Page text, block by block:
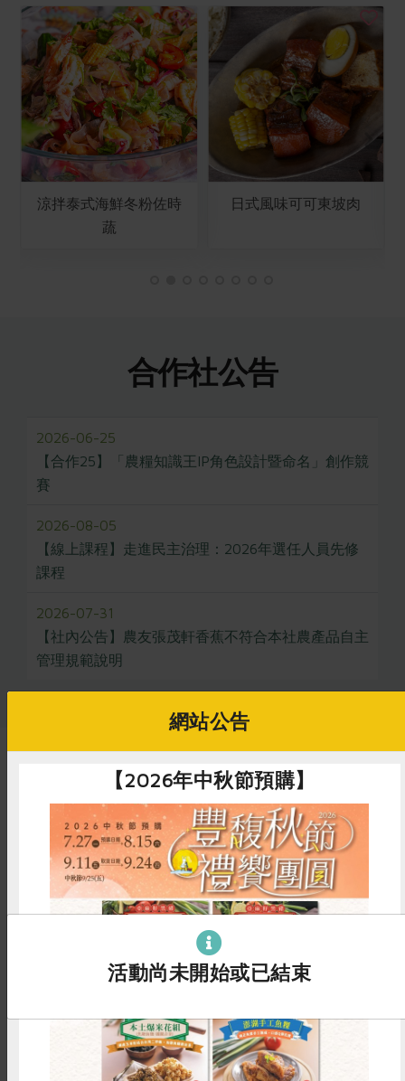
涼拌泰式海鮮冬粉佐時
蔬
日式風味可可東坡肉
合作社公告
2026-06-25
【合作25】「農糧知識王IP角色設計暨命名」創作競
賽
2026-08-05
【線上課程】走進民主治理：2026年選任人員先修
課程
2026-07-31
【社內公告】農友張茂軒香蕉不符合本社農產品自主
管理規範說明
推薦閱讀
2026-03-02 一籃菜真心話
惜食 RPET 食譜 減硝酸鹽
雞蛋 食安 共同購買
網站公告
【2026年中秋節預購】
活動尚未開始或已結束